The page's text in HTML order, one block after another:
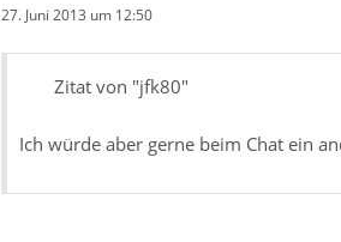
27. Juni 2013 um 12:50
Zitat von "jfk80"
Ich würde aber gerne beim Chat ein